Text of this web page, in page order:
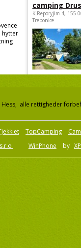
hytter
camping
K Reporyjim 4, 155
Trebonice
Hess, alle rettigheder
TopCamping
WinPhone by